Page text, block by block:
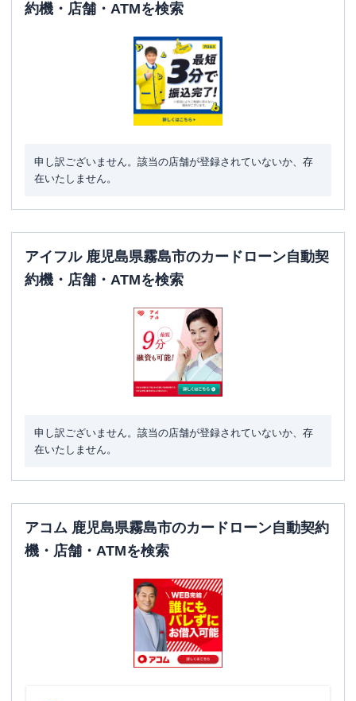
約機・店舗・ATMを検索
申し訳ございません。該当の店舗が登録されていないか、存
在いたしません。
アイフル 鹿児島県霧島市のカードローン自動契
約機・店舗・ATMを検索
申し訳ございません。該当の店舗が登録されていないか、存
在いたしません。
アコム 鹿児島県霧島市のカードローン自動契約
機・店舗・ATMを検索